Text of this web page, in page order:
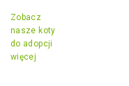
Zobacz
nasze koty
do adopcji
więcej